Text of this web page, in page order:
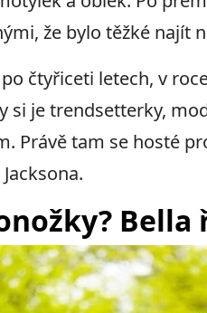
že bylo těžké najít
čtyřiceti letech, v
si je trendsetterky,
Právě tam se hosté
Bella